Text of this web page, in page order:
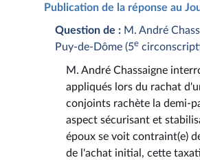
Publication de la réponse au
Question de : M. André
Puy-de-Dôme (5e
M. André Chassaigne
appliqués lors du rachat
conjoints rachète la demi-
aspect sécurisant et
époux se voit contraint(e)
de l'achat initial, cette